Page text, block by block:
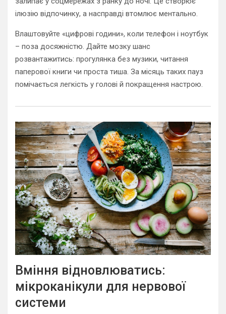
ілюзію відпочинку, а насправді втомлює ментально.
Влаштовуйте «цифрові години», коли телефон і ноутбук
– поза досяжністю. Дайте мозку шанс
розвантажитись: прогулянка без музики, читання
паперової книги чи проста тиша. За місяць таких пауз
помічається легкість у голові й покращення настрою.
Вміння відновлюватись:
мікроканікули для нервової
системи